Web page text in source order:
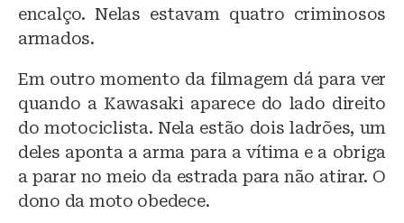
encalço. Nelas estavam quatro criminosos
armados.
Em outro momento da filmagem dá para ver
quando a Kawasaki aparece do lado direito
do motociclista. Nela estão dois ladrões, um
deles aponta a arma para a vítima e a obriga
a parar no meio da estrada para não atirar. O
dono da moto obedece.